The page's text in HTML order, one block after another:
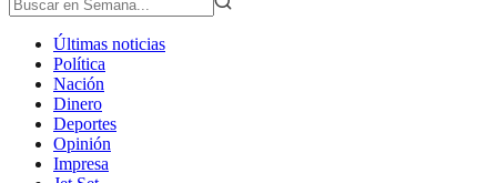
Últimas noticias
Política
Nación
Dinero
Deportes
Opinión
Impresa